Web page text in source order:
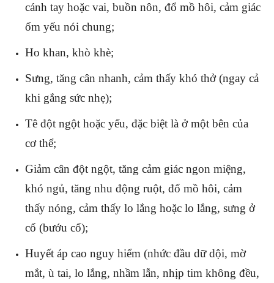
cánh tay hoặc vai, buồn nôn, đổ mồ hôi, cảm giác
ốm yếu nói chung;
Ho khan, khò khè;
Sưng, tăng cân nhanh, cảm thấy khó thở (ngay cả
khi gắng sức nhẹ);
Tê đột ngột hoặc yếu, đặc biệt là ở một bên của
cơ thể;
Giảm cân đột ngột, tăng cảm giác ngon miệng,
khó ngủ, tăng nhu động ruột, đổ mồ hôi, cảm
thấy nóng, cảm thấy lo lắng hoặc lo lắng, sưng ở
cổ (bướu cổ);
Huyết áp cao nguy hiểm (nhức đầu dữ dội, mờ
mắt, ù tai, lo lắng, nhầm lẫn, nhịp tim không đều,